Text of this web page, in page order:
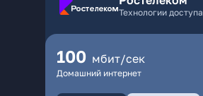
Технологии
100 мбит/сек
Домашний интернет